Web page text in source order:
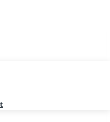
til koncert